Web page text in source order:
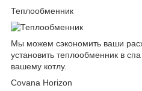
Теплообменник
Мы можем сэкономить ваши
установить теплообменник в
вашему котлу.
Covana Horizon